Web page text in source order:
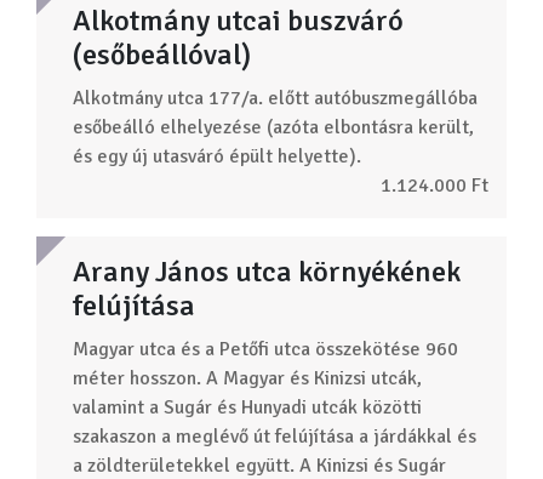
Alkotmány utcai buszváró
(esőbeállóval)
Alkotmány utca 177/a. előtt autóbuszmegállóba
esőbeálló elhelyezése (azóta elbontásra került,
és egy új utasváró épült helyette).
1.124.000 Ft
Arany János utca környékének
felújítása
Magyar utca és a Petőfi utca összekötése 960
méter hosszon. A Magyar és Kinizsi utcák,
valamint a Sugár és Hunyadi utcák közötti
szakaszon a meglévő út felújítása a járdákkal és
a zöldterületekkel együtt. A Kinizsi és Sugár